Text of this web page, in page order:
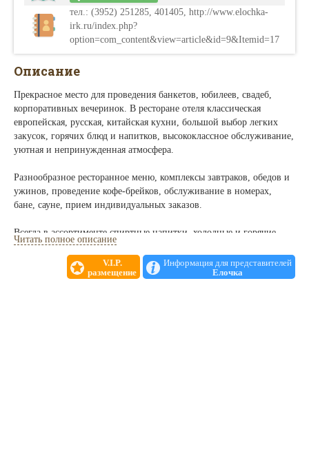
тел.: (3952) 251285, 401405, http://www.elochka-
irk.ru/index.php?
option=com_content&view=article&id=9&Itemid=17
Описание
Прекрасное место для проведения банкетов, юбилеев, свадеб,
корпоративных вечеринок. В ресторане отеля классическая
европейская, русская, китайская кухни, большой выбор легких
закусок, горячих блюд и напитков, высококлассное обслуживание,
уютная и непринужденная атмосфера.
Разнообразное ресторанное меню, комплексы завтраков, обедов и
ужинов, проведение кофе-брейков, обслуживание в номерах,
бане, сауне, прием индивидуальных заказов.
Всегда в ассортименте спиртные напитки, холодные и горячие
закуски, пиво, сигареты.
На базе ресторанов мы предлагаем Вам выгодные условия
Читать полное описание
V.I.P.
размещение
Информация для представителей
Елочка